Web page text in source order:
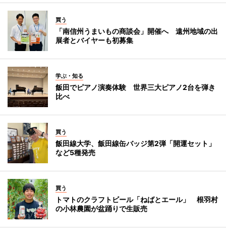
買う
「南信州うまいもの商談会」開催へ 遠州地域の出
展者とバイヤーも初募集
学ぶ・知る
飯田でピアノ演奏体験 世界三大ピアノ2台を弾き
比べ
買う
飯田線大学、飯田線缶バッジ第2弾「開運セット」
など5種発売
買う
トマトのクラフトビール「ねばとエール」 根羽村
の小林農園が盆踊りで生販売